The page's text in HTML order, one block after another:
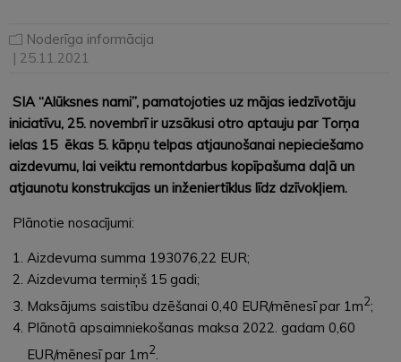
Noderīga informācija
| 25.11.2021
SIA “Alūksnes nami”, pamatojoties uz mājas iedzīvotāju
iniciatīvu, 25. novembrī ir uzsākusi otro aptauju par Torņa
ielas 15 ēkas 5. kāpņu telpas atjaunošanai nepieciešamo
aizdevumu, lai veiktu remontdarbus kopīpašuma daļā un
atjaunotu konstrukcijas un inženiertīklus līdz dzīvokļiem.
Plānotie nosacījumi:
Aizdevuma summa 193076,22 EUR;
Aizdevuma termiņš 15 gadi;
Maksājums saistību dzēšanai 0,40 EUR/mēnesī par 1m2;
Plānotā apsaimniekošanas maksa 2022. gadam 0,60
EUR/mēnesī par 1m2